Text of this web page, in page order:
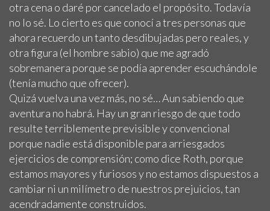
otra cena o daré por cancelado el propósito. Todavía
no lo sé. Lo cierto es que conocí a tres personas que
ahora recuerdo un tanto desdibujadas pero reales, y
otra figura (el hombre sabio) que me agradó
sobremanera porque se podía aprender escuchándole
(tenía mucho que ofrecer).
Quizá vuelva una vez más, no sé… Aun sabiendo que
aventura no habrá. Hay un gran riesgo de que todo
resulte terriblemente previsible y convencional
porque nadie está disponible para arriesgados
ejercicios de comprensión; como dice Roth, porque
estamos mayores y furiosos y no estamos dispuestos a
cambiar ni un milímetro de nuestros prejuicios, tan
acendradamente construidos.